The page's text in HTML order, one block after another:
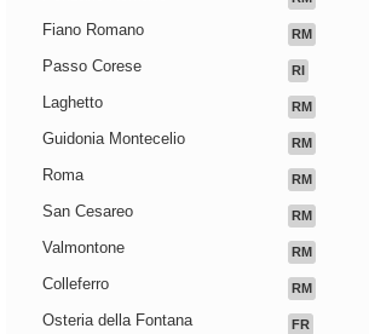
Fiano Romano RM
Passo Corese RI
Laghetto RM
Guidonia Montecelio RM
Roma RM
San Cesareo RM
Valmontone RM
Colleferro RM
Osteria della Fontana FR